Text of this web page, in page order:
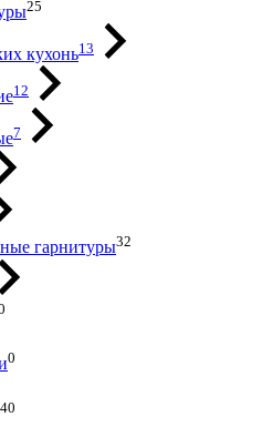
25
кухонь13
12
7
гарнитуры32
0
40